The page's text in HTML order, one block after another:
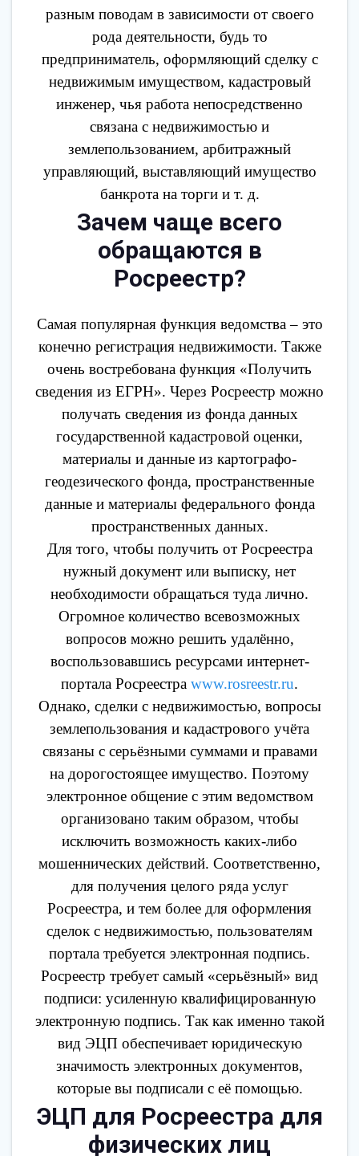
разным поводам в зависимости от своего
рода деятельности, будь то
предприниматель, оформляющий сделку с
недвижимым имуществом, кадастровый
инженер, чья работа непосредственно
связана с недвижимостью и
землепользованием, арбитражный
управляющий, выставляющий имущество
банкрота на торги и т. д.
Зачем чаще всего
обращаются в
Росреестр?
Самая популярная функция ведомства – это
конечно регистрация недвижимости. Также
очень востребована функция «Получить
сведения из ЕГРН». Через Росреестр можно
получать сведения из фонда данных
государственной кадастровой оценки,
материалы и данные из картографо-
геодезического фонда, пространственные
данные и материалы федерального фонда
пространственных данных.
Для того, чтобы получить от Росреестра
нужный документ или выписку, нет
необходимости обращаться туда лично.
Огромное количество всевозможных
вопросов можно решить удалённо,
воспользовавшись ресурсами интернет-
портала Росреестра www.rosreestr.ru.
Однако, сделки с недвижимостью, вопросы
землепользования и кадастрового учёта
связаны с серьёзными суммами и правами
на дорогостоящее имущество. Поэтому
электронное общение с этим ведомством
организовано таким образом, чтобы
исключить возможность каких-либо
мошеннических действий. Соответственно,
для получения целого ряда услуг
Росреестра, и тем более для оформления
сделок с недвижимостью, пользователям
портала требуется электронная подпись.
Росреестр требует самый «серьёзный» вид
подписи: усиленную квалифицированную
электронную подпись. Так как именно такой
вид ЭЦП обеспечивает юридическую
значимость электронных документов,
которые вы подписали с её помощью.
ЭЦП для Росреестра для
физических лиц